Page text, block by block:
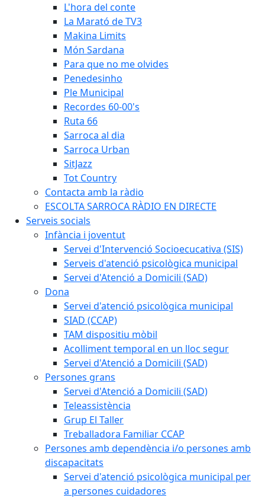
L'hora del conte
La Marató de TV3
Makina Limits
Món Sardana
Para que no me olvides
Penedesinho
Ple Municipal
Recordes 60-00's
Ruta 66
Sarroca al dia
Sarroca Urban
SitJazz
Tot Country
Contacta amb la ràdio
ESCOLTA SARROCA RÀDIO EN DIRECTE
Serveis socials
Infància i joventut
Servei d'Intervenció Socioecucativa (SIS)
Serveis d'atenció psicològica municipal
Servei d'Atenció a Domicili (SAD)
Dona
Servei d'atenció psicològica municipal
SIAD (CCAP)
TAM dispositiu mòbil
Acolliment temporal en un lloc segur
Servei d'Atenció a Domicili (SAD)
Persones grans
Servei d'Atenció a Domicili (SAD)
Teleassistència
Grup El Taller
Treballadora Familiar CCAP
Persones amb dependència i/o persones amb
discapacitats
Servei d'atenció psicològica municipal per
a persones cuidadores